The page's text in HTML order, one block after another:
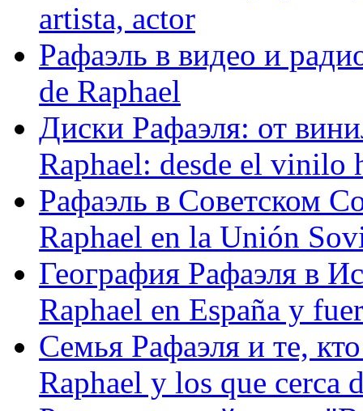
artista, actor
Рафаэль в видео и
de Raphael
Диски Рафаэля: от
Raphael: desde el vinilo
Рафаэль в Советском
Raphael en la Unión
География Рафаэля в
Raphael en España y
Семья Рафаэля и те,
Raphael y los que cerca